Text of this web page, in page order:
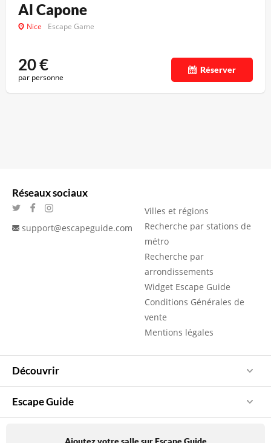
Al Capone
Nice Escape Game
20€
par personne
Réserver
Réseaux sociaux
support@escapeguide.com
Villes et régions
Recherche par stations de
métro
Recherche par
arrondissements
Widget Escape Guide
Conditions Générales de
vente
Mentions légales
Découvrir
Escape Guide
Ajoutez votre salle sur Escape Guide